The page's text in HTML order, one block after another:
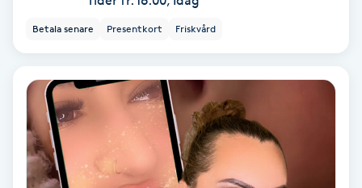
NBE-massage
Ny frisyr
Betala senare Presentkort Friskvård